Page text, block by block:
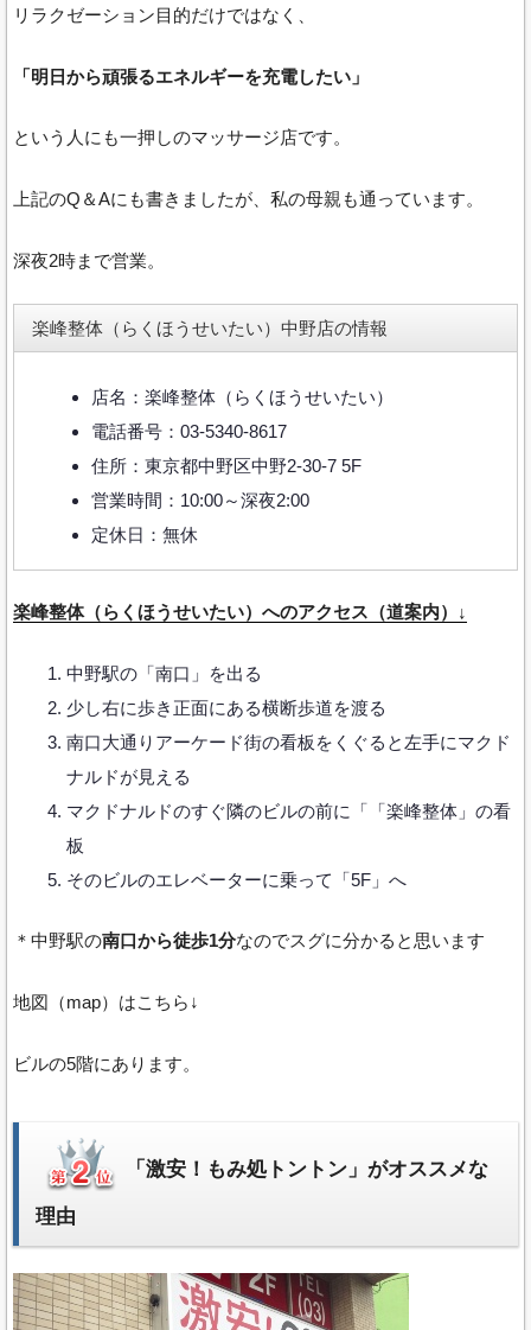
リラクゼーション目的だけではなく、
「明日から頑張るエネルギーを充電したい」
という人にも一押しのマッサージ店です。
上記のQ＆Aにも書きましたが、私の母親も通っています。
深夜2時まで営業。
楽峰整体（らくほうせいたい）中野店の情報
店名：楽峰整体（らくほうせいたい）
電話番号：03-5340-8617
住所：東京都中野区中野2-30-7 5F
営業時間：10:00～深夜2:00
定休日：無休
楽峰整体（らくほうせいたい）へのアクセス（道案内）↓
中野駅の「南口」を出る
少し右に歩き正面にある横断歩道を渡る
南口大通りアーケード街の看板をくぐると左手にマクド
ナルドが見える
マクドナルドのすぐ隣のビルの前に「「楽峰整体」の看
板
そのビルのエレベーターに乗って「5F」へ
＊中野駅の南口から徒歩1分なのでスグに分かると思います
地図（map）はこちら↓
ビルの5階にあります。
「激安！もみ処トントン」がオススメな
理由